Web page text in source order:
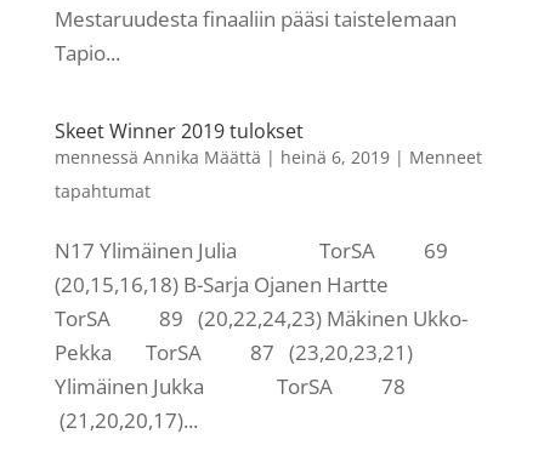
Mestaruudesta finaaliin pääsi taistelemaan
Tapio...
Skeet Winner 2019 tulokset
mennessä Annika Määttä | heinä 6, 2019| Menneet
tapahtumat
N17 Ylimäinen Julia TorSA 69
(20,15,16,18) B-Sarja Ojanen Hartte
TorSA 89 (20,22,24,23) Mäkinen Ukko-
Pekka TorSA 87 (23,20,23,21)
Ylimäinen Jukka TorSA 78
(21,20,20,17)...